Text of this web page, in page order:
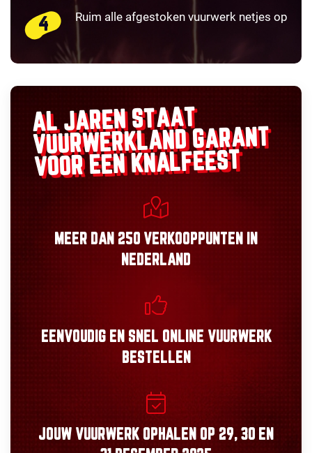
Ruim alle afgestoken vuurwerk netjes op
AL JAREN STAAT
VUURWERKLANDGARANT
VOOR EEN KNALFEEST
MEER DAN 250 VERKOOPPUNTEN
IN
NEDERLAND
EENVOUDIGEN SNEL ONLINE VUURWERK
BESTELLEN
JOUW VUURWERK OPHALEN OP 29, 30 EN